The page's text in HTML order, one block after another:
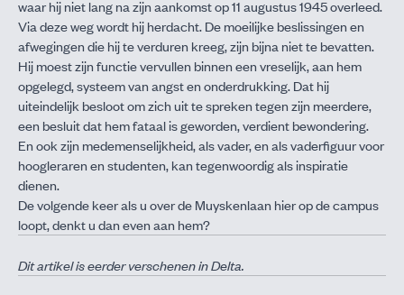
waar hij niet lang na zijn aankomst op 11 augustus 1945 overleed.
Via deze weg wordt hij herdacht. De moeilijke beslissingen en
afwegingen die hij te verduren kreeg, zijn bijna niet te bevatten.
Hij moest zijn functie vervullen binnen een vreselijk, aan hem
opgelegd, systeem van angst en onderdrukking. Dat hij
uiteindelijk besloot om zich uit te spreken tegen zijn meerdere,
een besluit dat hem fataal is geworden, verdient bewondering.
En ook zijn medemenselijkheid, als vader, en als vaderfiguur voor
hoogleraren en studenten, kan tegenwoordig als inspiratie
dienen.
De volgende keer als u over de Muyskenlaan hier op de campus
loopt, denkt u dan even aan hem?
Dit artikel is eerder verschenen inDelta.